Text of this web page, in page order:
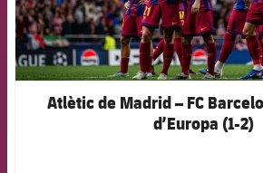
Atlètic de Madrid – FC
d’Europa (1-2)